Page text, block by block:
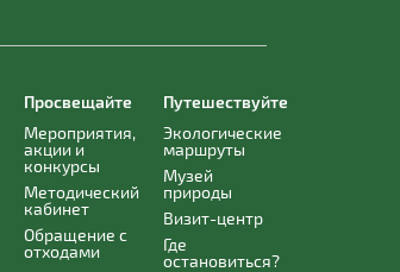
Просвещайте
Мероприятия,
акции и
конкурсы
Методический
кабинет
Обращение с
отходами
Путешествуйте
Экологические
маршруты
Музей
природы
Визит-центр
Где
остановиться?